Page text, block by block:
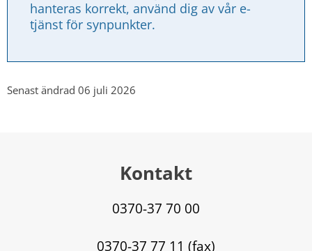
hanteras korrekt, använd dig av vår e-
tjänst för synpunkter.
Senast ändrad 06 juli 2026
Kontakt
0370-37 70 00
0370-37 77 11 (fax)